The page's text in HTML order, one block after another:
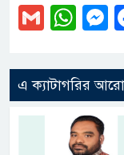
Gmail
এ ক্যাটাগরির